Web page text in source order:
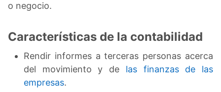
o negocio.
Características de la contabilidad
Rendir informes a terceras personas acerca
del movimiento y de las finanzas de las
empresas.